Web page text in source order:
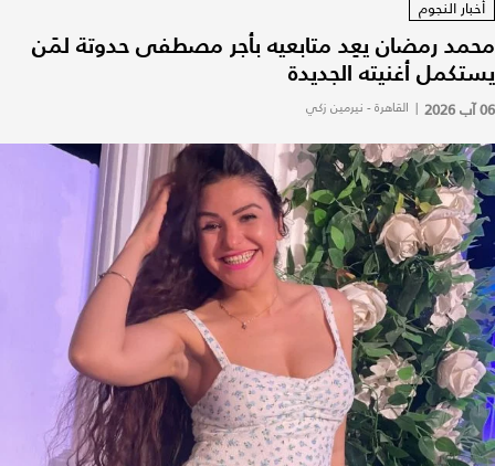
أخبار النجوم
محمد رمضان يعِد متابعيه بأجر مصطفى حدوتة لمَن
يستكمل أغنيته الجديدة
06 آب 2026 | القاهرة - نيرمين زكي